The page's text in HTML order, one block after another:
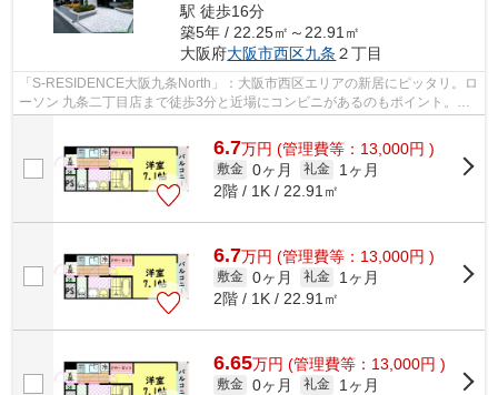
駅 徒歩16分
築5年 / 22.25㎡～22.91㎡
大阪府大阪市西区九条 ２丁目
「S-RESIDENCE大阪九条North」：大阪市西区エリアの新居にピッタリ。ロ
ーソン 九条二丁目店まで徒歩3分と近場にコンビニがあるのもポイント。お
6.7万円 (管理費等：13,000円 )
敷金 0ヶ月 礼金
1ヶ月
2階 / 1K / 22.91㎡
6.7万円 (管理費等：13,000円 )
敷金 0ヶ月 礼金
1ヶ月
2階 / 1K / 22.91㎡
6.65万円 (管理費等：13,000円 )
敷金 0ヶ月 礼金
1ヶ月